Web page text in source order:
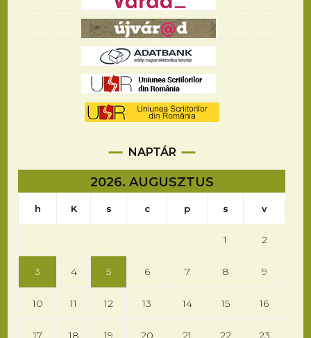
NAPTÁR
2026. AUGUSZTUS
h K s c p s v
1 2
3 4 5 6 7 8 9
10 11 12 13 14 15 16
17 18 19 20 21 22 23